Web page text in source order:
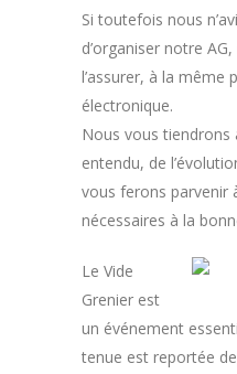
Si toutefois nous
d’organiser notre
l’assurer, à la même
électronique.
Nous vous tiendrons
entendu, de
vous ferons parvenir
nécessaires à la
Le Vide
Grenier est
un événement
tenue est reportée